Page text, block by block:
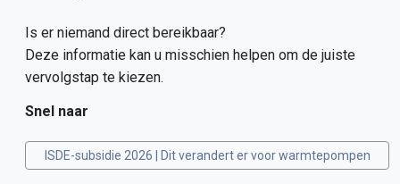
Is er niemand direct bereikbaar?
Deze informatie kan u misschien helpen om de juiste
vervolgstap te kiezen.
Snel naar
ISDE-subsidie 2026 | Dit verandert er voor warmtepompen